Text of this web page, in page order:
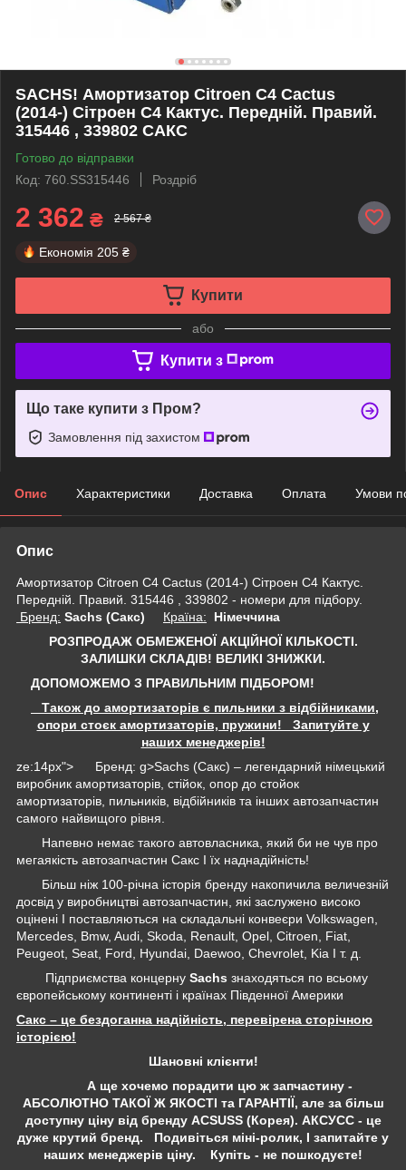
SACHS! Амортизатор Сitroen C4 Cactus
(2014-) Сітроен С4 Кактус. Передній. Правий.
315446 , 339802 САКС
Готово до відправки
Код: 760.SS315446
Роздріб
2 362 ₴ 2 567 ₴
Економія 205 ₴
Купити
або
Купити з
Що таке купити з Пром?
Замовлення під захистом
Опис Характеристики Доставка Оплата Умови
Опис
Амортизатор Сitroen C4 Cactus (2014-) Сітроен С4 Кактус.
Передній. Правий. 315446 , 339802 - номери для підбору.
Бренд: Sachs (Сакс) Країна: Німеччина
РОЗПРОДАЖ ОБМЕЖЕНОЇ АКЦІЙНОЇ КІЛЬКОСТІ.
ЗАЛИШКИ СКЛАДІВ! ВЕЛИКІ ЗНИЖКИ.
ДОПОМОЖЕМО З ПРАВИЛЬНИМ ПІДБОРОМ!
Також до амортизаторів є пильники з відбійниками,
опори стоєк амортизаторів, пружини! Запитуйте у
наших менеджерів!
ze:14px"> Бренд: g>Sachs (Сакс) – легендарний німецький
виробник амортизаторів, стійок, опор до стойок
амортизаторів, пильників, відбійників та інших автозапчастин
самого найвищого рівня.
Напевно немає такого автовласника, який би не чув про
мегаякість автозапчастин Сакс І їх наднадійність!
Більш ніж 100-річна історія бренду накопичила величезній
досвід у виробництві автозапчастин, які заслужено високо
оцінені І поставляються на складальні конвеєри Volkswagen,
Mercedes, Bmw, Audi, Skoda, Renault, Opel, Citroen, Fiat,
Peugeot, Seat, Ford, Hyundai, Daewoo, Chevrolet, Kia І т. д.
Підприємства концерну Sachs знаходяться по всьому
європейському континенті і країнах Південної Америки
Сакс – це бездоганна надійність, перевірена сторічною
історією!
Шановні клієнти!
А ще хочемо порадити цю ж запчастину -
АБСОЛЮТНО ТАКОЇ Ж ЯКОСТІ та ГАРАНТІЇ, але за більш
доступну ціну від бренду ACSUSS (Корея). АКСУСС - це
дуже крутий бренд. Подивіться міні-ролик, І запитайте у
наших менеджерів ціну. Купіть - не пошкодуєте!